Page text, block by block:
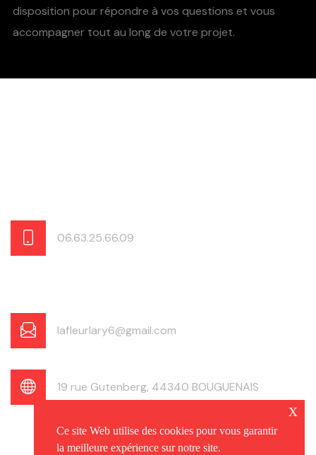
disposition pour répondre à vos questions et vous
accompagner tout au long de votre projet.
06.63.25.66.09
lafleurlary6@gmail.com
19 rue Gutenberg, 44340 BOUGUENAIS
Ce site Web utilise des cookies pour vous garantir
la meilleure expérience sur notre site.
x